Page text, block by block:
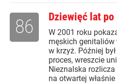
Dziewięć lat po
W 2001 roku
męskich
w krzyż. Później
proces, wreszcie
Nieznalska
na otwartej
86